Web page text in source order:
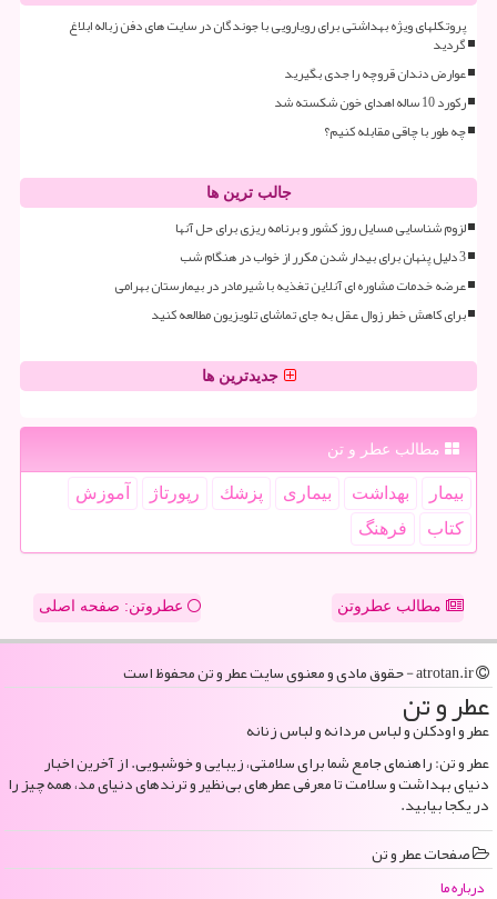
پروتکلهای ویژه بهداشتی برای رویارویی با جوندگان در سایت های دفن زباله ابلاغ
گردید
عوارض دندان قروچه را جدی بگیرید
رکورد 10 ساله اهدای خون شکسته شد
چه طور با چاقی مقابله کنیم؟
جالب ترین ها
لزوم شناسایی مسایل روز کشور و برنامه ریزی برای حل آنها
3 دلیل پنهان برای بیدار شدن مکرر از خواب در هنگام شب
عرضه خدمات مشاوره ای آنلاین تغذیه با شیرمادر در بیمارستان بهرامی
برای کاهش خطر زوال عقل به جای تماشای تلویزیون مطالعه کنید
جدیدترین ها
مطالب عطر و تن
بیمار بهداشت بیماری پزشك رپورتاژ
آموزش
كتاب
فرهنگ
مطالب عطروتن عطروتن: صفحه اصلی
عطر و تن
عطر و اودکلن و لباس مردانه و لباس زنانه
عطر و تن: راهنمای جامع شما برای سلامتی، زیبایی و خوشبویی. از آخرین اخبار
دنیای بهداشت و سلامت تا معرفی عطرهای بی‌نظیر و ترندهای دنیای مد، همه چیز را
در یکجا بیابید.
صفحات عطر و تن
درباره ما